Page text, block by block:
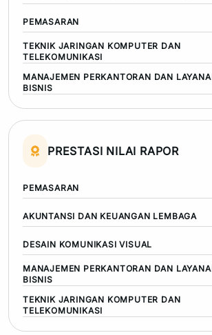
PEMASARAN
TEKNIK JARINGAN KOMPUTER DAN
TELEKOMUNIKASI
MANAJEMEN PERKANTORAN DAN
BISNIS
PRESTASI NILAI RAPOR
PEMASARAN
AKUNTANSI DAN KEUANGAN LEMBAGA
DESAIN KOMUNIKASI VISUAL
MANAJEMEN PERKANTORAN DAN
BISNIS
TEKNIK JARINGAN KOMPUTER DAN
TELEKOMUNIKASI